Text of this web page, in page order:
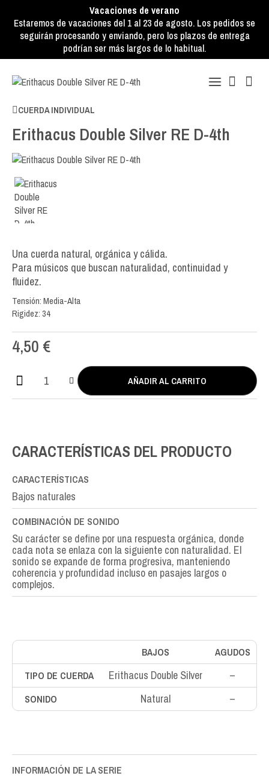
Vacaciones de verano
Estaremos de vacaciones del 1 al 23 de agosto. Los pedidos se
seguirán procesando y enviando, pero los plazos de entrega
podrían ser más largos de lo habitual.
CUERDA INDIVIDUAL
Erithacus Double Silver RE D-4th
Una cuerda natural, orgánica y cálida.
Para músicos que buscan naturalidad, continuidad y
fluidez.
Tensión: Media-Alta
Rigidez: 34
4,50 €
Erithacus
Double
4th
AÑADIR AL CARRITO
CARACTERÍSTICAS DEL PRODUCTO
CARACTERÍSTICAS
Bajos naturales
COMBINACIÓN DE SONIDO
Su carácter se define por una respuesta orgánica, donde
cada nota se enlaza con la siguiente con naturalidad. El
sonido se expande de forma progresiva, manteniendo
coherencia y profundidad incluso en pasajes largos o
complejos.
BAJOS
AGUDOS
TIPO DE CUERDA
Erithacus Double Silver –
SONIDO Natural –
INFORMACIÓN DE LA SERIE